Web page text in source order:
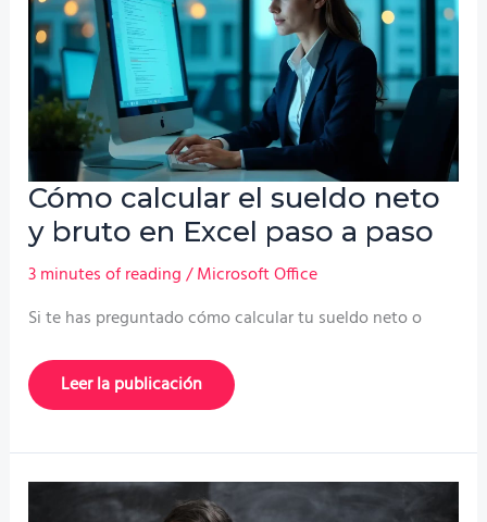
Cómo calcular el sueldo neto
y bruto en Excel paso a paso
3 minutes of reading/Microsoft Office
Si te has preguntado cómo calcular tu sueldo neto o
Cómo
calcular
el
neto
bruto
Leer la publicación